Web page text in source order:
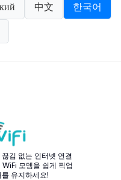
中文 한국어
김 없는 인터넷 연결
모뎀을 쉽게 픽업
유지하세요!